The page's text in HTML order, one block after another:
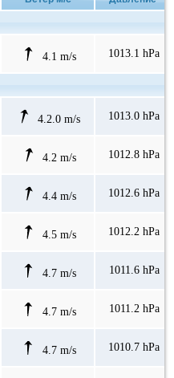
4.1 m/s 1013.1 hPa
4.2.0 m/s 1013.0 hPa
4.2 m/s 1012.8 hPa
4.4 m/s 1012.6 hPa
4.5 m/s 1012.2 hPa
4.7 m/s 1011.6 hPa
4.7 m/s 1011.2 hPa
4.7 m/s 1010.7 hPa